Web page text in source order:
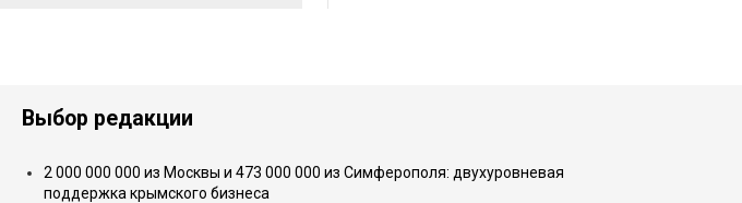
Выбор редакции
2 000 000 000 из Москвы и 473 000 000 из Симферополя: двухуровневая
поддержка крымского бизнеса